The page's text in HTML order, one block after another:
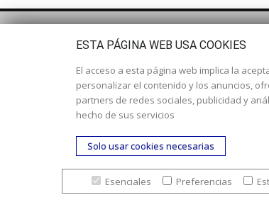
© Copyright 2017. Todos los derechos
ESTA PÁGINA WEB USA COOKIES
El acceso a esta página web implica la
personalizar el contenido y los anuncios,
partners de redes sociales, publicidad y
hecho de sus servicios
Solo usar cookies necesarias
Esenciales Preferencias